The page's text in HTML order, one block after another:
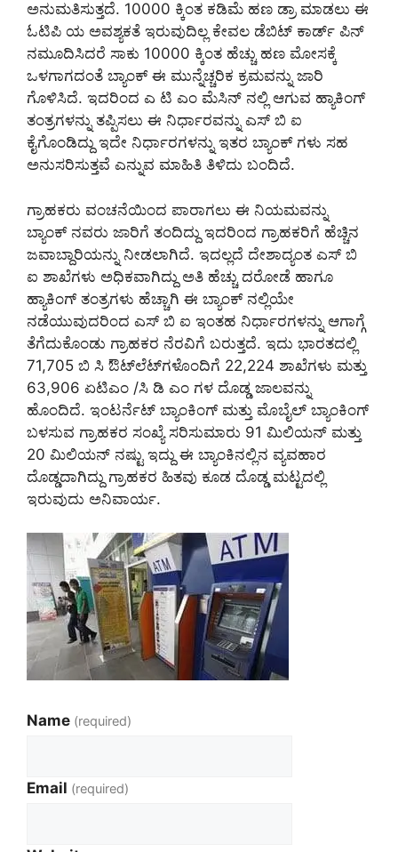
ಅನುಮತಿಸುತ್ತದೆ. 10000 ಕ್ಕಿಂತ ಕಡಿಮೆ ಹಣ ಡ್ರಾ ಮಾಡಲು ಈ
ಓಟಿಪಿ ಯ ಅವಶ್ಯಕತೆ ಇರುವುದಿಲ್ಲ ಕೇವಲ ಡೆಬಿಟ್ ಕಾರ್ಡ್ ಪಿನ್
ನಮೂದಿಸಿದರೆ ಸಾಕು 10000 ಕ್ಕಿಂತ ಹೆಚ್ಚು ಹಣ ಮೋಸಕ್ಕೆ
ಒಳಗಾಗದಂತೆ ಬ್ಯಾಂಕ್ ಈ ಮುನ್ನೆಚ್ಚರಿಕ ಕ್ರಮವನ್ನು ಜಾರಿ
ಗೊಳಿಸಿದೆ. ಇದರಿಂದ ಎ ಟಿ ಎಂ ಮೆಸಿನ್ ನಲ್ಲಿ ಆಗುವ ಹ್ಯಾಕಿಂಗ್
ತಂತ್ರಗಳನ್ನು ತಪ್ಪಿಸಲು ಈ ನಿರ್ಧಾರವನ್ನು ಎಸ್ ಬಿ ಐ
ಕೈಗೊಂಡಿದ್ದು ಇದೇ ನಿರ್ಧಾರಗಳನ್ನು ಇತರ ಬ್ಯಾಂಕ್ ಗಳು ಸಹ
ಅನುಸರಿಸುತ್ತವೆ ಎನ್ನುವ ಮಾಹಿತಿ ತಿಳಿದು ಬಂದಿದೆ.
ಗ್ರಾಹಕರು ವಂಚನೆಯಿಂದ ಪಾರಾಗಲು ಈ ನಿಯಮವನ್ನು
ಬ್ಯಾಂಕ್ ನವರು ಜಾರಿಗೆ ತಂದಿದ್ದು ಇದರಿಂದ ಗ್ರಾಹಕರಿಗೆ ಹೆಚ್ಚಿನ
ಜವಾಬ್ದಾರಿಯನ್ನು ನೀಡಲಾಗಿದೆ. ಇದಲ್ಲದೆ ದೇಶಾದ್ಯಂತ ಎಸ್ ಬಿ
ಐ ಶಾಖೆಗಳು ಅಧಿಕವಾಗಿದ್ದು ಅತಿ ಹೆಚ್ಚು ದರೋಡೆ ಹಾಗೂ
ಹ್ಯಾಕಿಂಗ್ ತಂತ್ರಗಳು ಹೆಚ್ಚಾಗಿ ಈ ಬ್ಯಾಂಕ್ ನಲ್ಲಿಯೇ
ನಡೆಯುವುದರಿಂದ ಎಸ್ ಬಿ ಐ ಇಂತಹ ನಿರ್ಧಾರಗಳನ್ನು ಆಗಾಗ್ಗೆ
ತೆಗೆದುಕೊಂಡು ಗ್ರಾಹಕರ ನೆರವಿಗೆ ಬರುತ್ತದೆ. ಇದು ಭಾರತದಲ್ಲಿ
71,705 ಬಿ ಸಿ ಔಟ್‌ಲೆಟ್‌ಗಳೊಂದಿಗೆ 22,224 ಶಾಖೆಗಳು ಮತ್ತು
63,906 ಏಟಿಎಂ /ಸಿ ಡಿ ಎಂ ಗಳ ದೊಡ್ಡ ಜಾಲವನ್ನು
ಹೊಂದಿದೆ. ಇಂಟರ್ನೆಟ್ ಬ್ಯಾಂಕಿಂಗ್ ಮತ್ತು ಮೊಬೈಲ್ ಬ್ಯಾಂಕಿಂಗ್
ಬಳಸುವ ಗ್ರಾಹಕರ ಸಂಖ್ಯೆ ಸರಿಸುಮಾರು 91 ಮಿಲಿಯನ್ ಮತ್ತು
20 ಮಿಲಿಯನ್ ನಷ್ಟು ಇದ್ದು ಈ ಬ್ಯಾಂಕಿನಲ್ಲಿನ ವ್ಯವಹಾರ
ದೊಡ್ಡದಾಗಿದ್ದು ಗ್ರಾಹಕರ ಹಿತವು ಕೂಡ ದೊಡ್ಡ ಮಟ್ಟದಲ್ಲಿ
ಇರುವುದು ಅನಿವಾರ್ಯ.
Name (required)
Email (required)